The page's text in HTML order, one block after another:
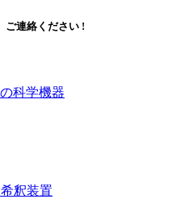
ご連絡ください !
科学機器
釈装置